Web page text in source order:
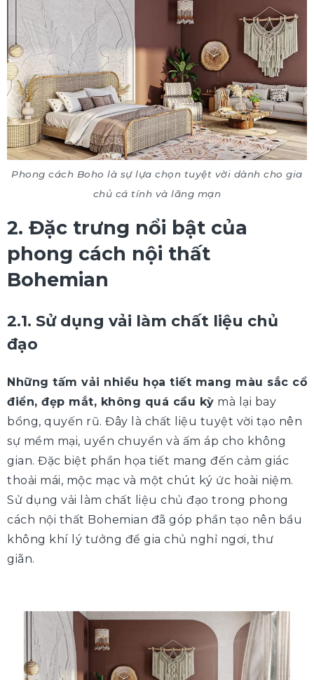
Phong cách Boho là sự lựa chọn tuyệt vời dành cho gia
chủ cá tính và lãng mạn
2. Đặc trưng nổi bật của
phong cách nội thất
Bohemian
2.1. Sử dụng vải làm chất liệu chủ
đạo
Những tấm vải nhiều họa tiết mang màu sắc cổ
điển, đẹp mắt, không quá cầu kỳ mà lại bay
bổng, quyến rũ. Đây là chất liệu tuyệt vời tạo nên
sự mềm mại, uyển chuyển và ấm áp cho không
gian. Đặc biệt phần họa tiết mang đến cảm giác
thoải mái, mộc mạc và một chút ký ức hoài niệm.
Sử dụng vải làm chất liệu chủ đạo trong phong
cách nội thất Bohemian đã góp phần tạo nên bầu
không khí lý tưởng để gia chủ nghỉ ngơi, thư
giãn.